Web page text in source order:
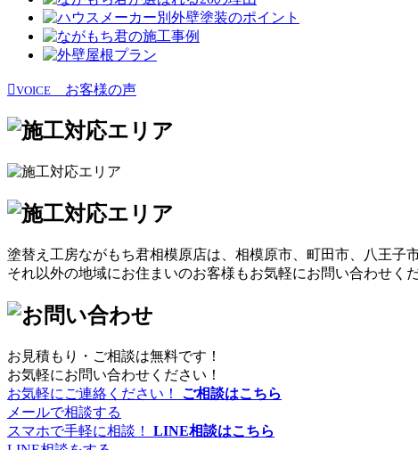
VOICE お客様の声
塗替え工房ながもち君相模原店は、相模原市、町田市、八王子
それ以外の地域にお住まいのお客様もお気軽にお問い合わせくだ
お見積もり・ご相談は無料です！
お気軽にお問い合わせください！
お気軽にご連絡ください！ ご相談はこちら
メールで相談する
スマホで手軽に相談！ LINE相談はこちら